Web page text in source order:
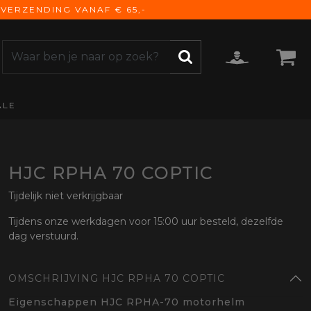
VANAF € 65,-
HJC RPHA 70 COPTIC
Tijdelijk niet verkrijgbaar
Tijdens onze werkdagen voor 15:00 uur besteld, dezelfde
dag verstuurd.
OMSCHRIJVING HJC RPHA 70 COPTIC
Eigenschappen HJC RPHA-70 motorhelm